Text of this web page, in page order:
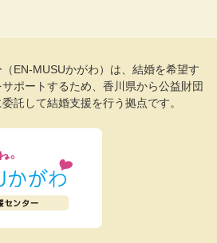
EN-MUSUかがわ）は、結婚を希望す
ポートするため、香川県から公益財団
託して結婚支援を行う拠点です。